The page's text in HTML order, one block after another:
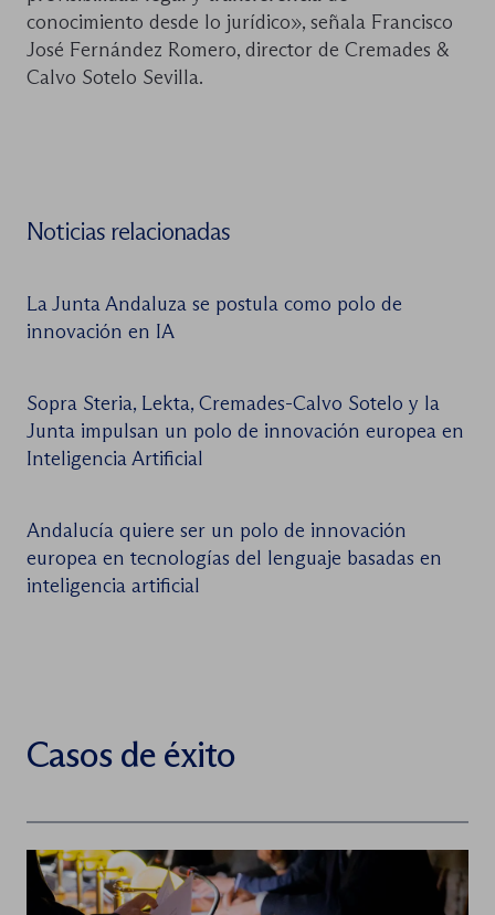
conocimiento desde lo jurídico», señala Francisco
José Fernández Romero, director de Cremades &
Calvo Sotelo Sevilla.
Noticias relacionadas
La Junta Andaluza se postula como polo de
innovación en IA
Sopra Steria, Lekta, Cremades-Calvo Sotelo y la
Junta impulsan un polo de innovación europea en
Inteligencia Artificial
Andalucía quiere ser un polo de innovación
europea en tecnologías del lenguaje basadas en
inteligencia artificial
Casos de éxito